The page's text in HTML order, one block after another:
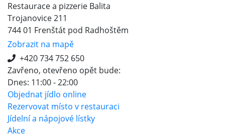
Restaurace a pizzerie Balita
Trojanovice 211
744 01 Frenštát pod Radhoštěm
Zobrazit na mapě
+420 734 752 650
Zavřeno, otevřeno opět bude:
Dnes: 11:00 - 22:00
Objednat jídlo online
Rezervovat místo v restauraci
Jídelní a nápojové lístky
Akce